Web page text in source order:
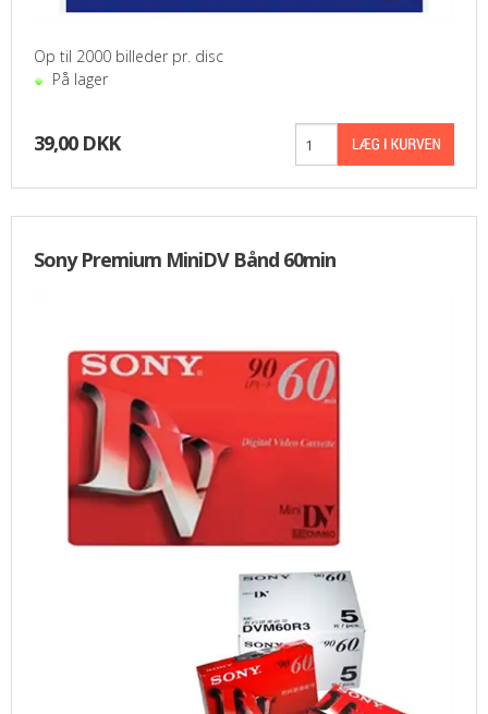
Op til 2000 billeder pr. disc
På lager
39,00 DKK
Sony Premium MiniDV Bånd 60min